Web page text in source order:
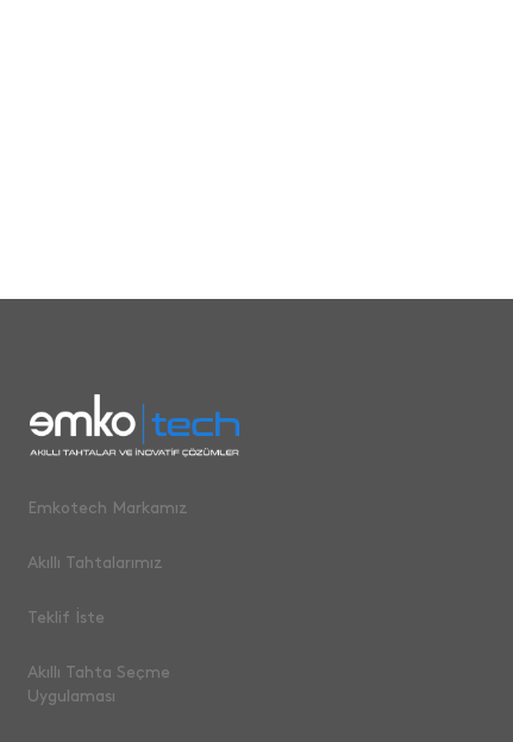
Emkotech Markamız
Akıllı Tahtalarımız
Teklif İste
Akıllı Tahta Seçme
Uygulaması